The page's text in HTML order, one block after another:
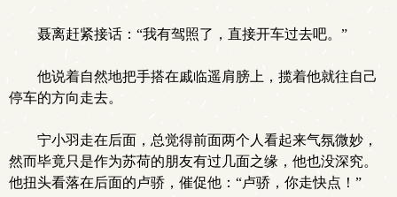
聂离赶紧接话：“我有驾照了，直接开车过去吧。”
他说着自然地把手搭在戚临遥肩膀上，揽着他就往自己
停车的方向走去。
宁小羽走在后面，总觉得前面两个人看起来气氛微妙，
然而毕竟只是作为苏荷的朋友有过几面之缘，他也没深究。
他扭头看落在后面的卢骄，催促他：“卢骄，你走快点！”